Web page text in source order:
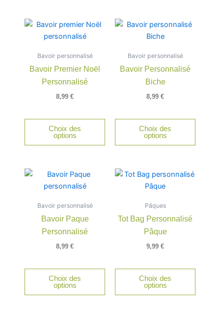
Bavoir personnalisé
Bavoir Premier Noël
Personnalisé
8,99 €
Choix des
options
Bavoir personnalisé
Bavoir Personnalisé
Biche
8,99 €
Choix des
options
Bavoir personnalisé
Bavoir Paque
Personnalisé
8,99 €
Choix des
options
Pâques
Tot Bag Personnalisé
Pâque
9,99 €
Choix des
options